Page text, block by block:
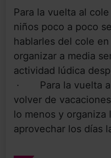
Para la vuelta al
niños poco a poco
hablarles del cole
organizar a media
actividad lúdica
· Para la vuelta al
volver de
lo menos y organiza
aprovechar los días